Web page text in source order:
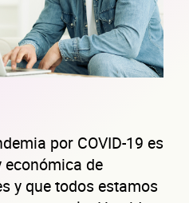
por COVID-19 es
de
y que todos estamos